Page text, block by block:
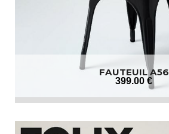
FAUTEUIL A56
399.00 €